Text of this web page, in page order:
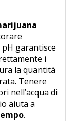
garantisce
i
la quantità
Tenere
nell’acqua di
aiuta a
.